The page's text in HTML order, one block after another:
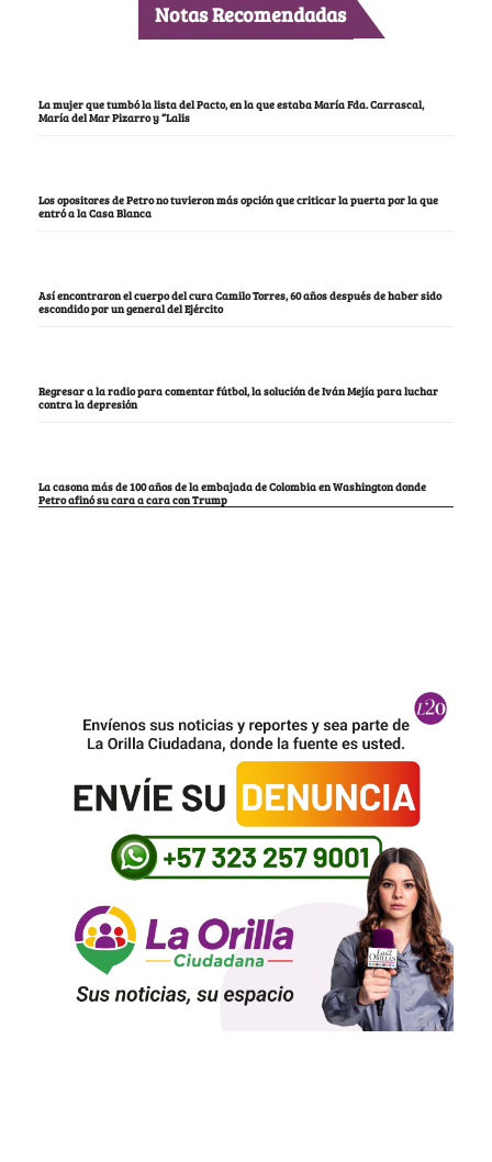
Notas Recomendadas
La mujer que tumbó la lista del Pacto, en la que estaba María Fda. Carrascal,
María del Mar Pizarro y “Lalis
Los opositores de Petro no tuvieron más opción que criticar la puerta por la que
entró a la Casa Blanca
Así encontraron el cuerpo del cura Camilo Torres, 60 años después de haber sido
escondido por un general del Ejército
Regresar a la radio para comentar fútbol, la solución de Iván Mejía para luchar
contra la depresión
La casona más de 100 años de la embajada de Colombia en Washington donde
Petro afinó su cara a cara con Trump